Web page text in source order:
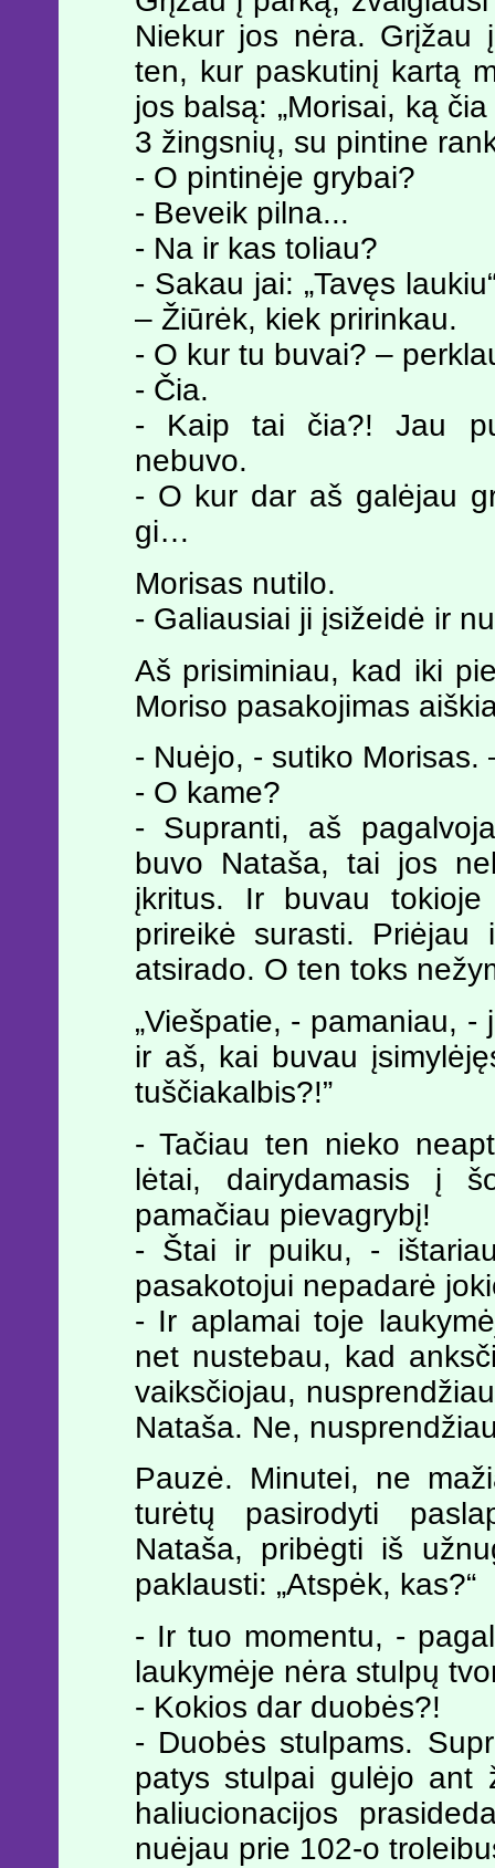
Niekur jos nėra. Grįžau
ten, kur paskutinį kartą
jos balsą: „Morisai, ką
3 žingsnių, su pintine
- O pintinėje grybai?
- Beveik pilna...
- Na ir kas toliau?
- Sakau jai: „Tavęs
– Žiūrėk, kiek pririnkau.
- O kur tu buvai? –
- Čia.
- Kaip tai čia?! Jau
nebuvo.
- O kur dar aš galėjau
gi…
Morisas nutilo.
- Galiausiai ji įsižeidė ir
Aš prisiminiau, kad iki
Moriso pasakojimas
- Nuėjo, - sutiko Morisas.
- O kame?
- Supranti, aš
buvo Nataša, tai jos
įkritus. Ir buvau
prireikė surasti.
atsirado. O ten toks
„Viešpatie, - pamaniau,
ir aš, kai buvau
tuščiakalbis?!”
- Tačiau ten nieko
lėtai, dairydamasis į
pamačiau pievagrybį!
- Štai ir puiku, -
pasakotojui nepadarė
- Ir aplamai toje
net nustebau, kad
vaiksčiojau,
Nataša. Ne,
Pauzė. Minutei, ne
turėtų pasirodyti
Nataša, pribėgti iš
paklausti: „Atspėk, kas?“
- Ir tuo momentu, -
laukymėje nėra stulpų
- Kokios dar duobės?!
- Duobės stulpams.
patys stulpai gulėjo ant
haliucionacijos
nuėjau prie 102-o